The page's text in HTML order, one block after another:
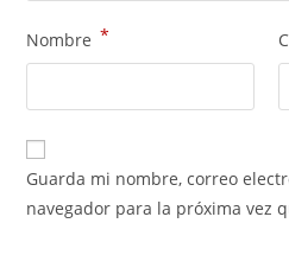
Nombre *
Guarda mi nombre, correo
navegador para la próxima vez